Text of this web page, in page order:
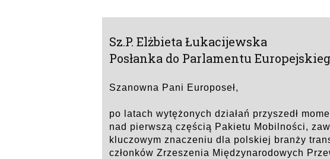
Sz.P. Elżbieta Łukacijewska
Posłanka do Parlamentu
Szanowna Pani Europoseł,
po latach wytężonych działań przyszedł
nad pierwszą częścią Pakietu Mobilności,
kluczowym znaczeniu dla polskiej branży
członków Zrzeszenia Międzynarodowych